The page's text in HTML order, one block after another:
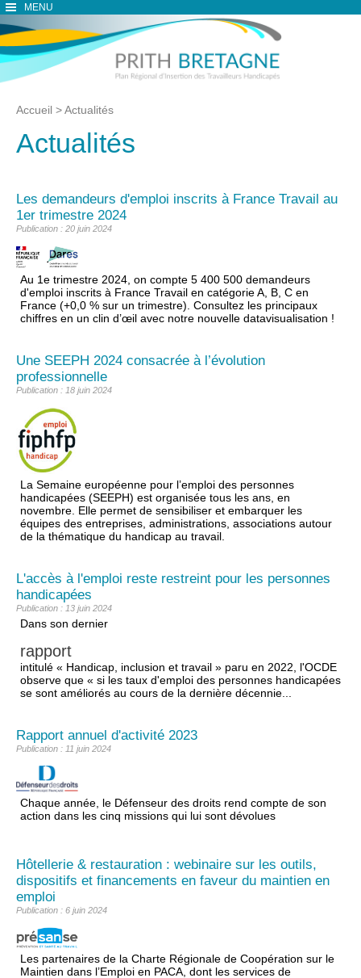
MENU
Accueil >Actualités
Actualités
Les demandeurs d'emploi inscrits à France Travail au
1er trimestre 2024
Publication : 20 juin 2024
Au 1e trimestre 2024, on compte 5 400 500 demandeurs
d'emploi inscrits à France Travail en catégorie A, B, C en
France (+0,0 % sur un trimestre). Consultez les principaux
chiffres en un clin d’œil avec notre nouvelle datavisualisation !
Une SEEPH 2024 consacrée à l’évolution
professionnelle
Publication : 18 juin 2024
La Semaine européenne pour l’emploi des personnes
handicapées (SEEPH) est organisée tous les ans, en
novembre. Elle permet de sensibiliser et embarquer les
équipes des entreprises, administrations, associations autour
de la thématique du handicap au travail.
L'accès à l'emploi reste restreint pour les personnes
handicapées
Publication : 13 juin 2024
Dans son dernier
rapport
intitulé « Handicap, inclusion et travail » paru en 2022, l'OCDE
observe que « si les taux d'emploi des personnes handicapées
se sont améliorés au cours de la dernière décennie...
Rapport annuel d'activité 2023
Publication : 11 juin 2024
Chaque année, le Défenseur des droits rend compte de son
action dans les cinq missions qui lui sont dévolues
Hôtellerie & restauration : webinaire sur les outils,
dispositifs et financements en faveur du maintien en
emploi
Publication : 6 juin 2024
Les partenaires de la Charte Régionale de Coopération sur le
Maintien dans l’Emploi en PACA, dont les services de